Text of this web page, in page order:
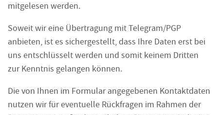
mitgelesen werden.
Soweit wir eine Übertragung mit Telegram/PGP
anbieten, ist es sichergestellt, dass Ihre Daten erst bei
uns entschlüsselt werden und somit keinem Dritten
zur Kenntnis gelangen können.
Die von Ihnen im Formular angegebenen Kontaktdaten
nutzen wir für eventuelle Rückfragen im Rahmen der